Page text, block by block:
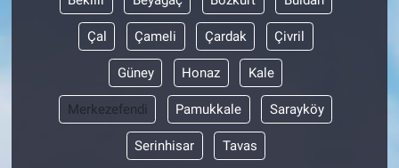
Çal Çameli Çardak Çivril
Güney Honaz Kale
Merkezefendi Pamukkale Sarayköy
Serinhisar Tavas